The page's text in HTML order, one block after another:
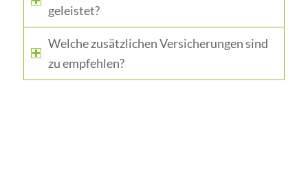
geleistet?
Welche zusätzlichen Versicherungen sind
zu empfehlen?